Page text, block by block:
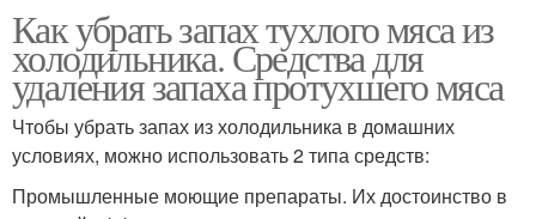
Как убрать запах тухлого мяса из
холодильника. Средства для
удаления запаха протухшего мяса
Чтобы убрать запах из холодильника в домашних
условиях, можно использовать 2 типа средств:
Промышленные моющие препараты. Их достоинство в